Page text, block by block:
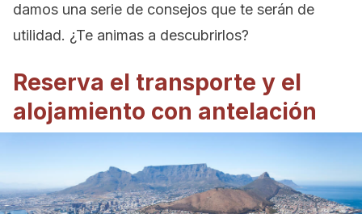
damos una serie de consejos que te serán de
utilidad. ¿Te animas a descubrirlos?
Reserva el transporte y el
alojamiento con antelación